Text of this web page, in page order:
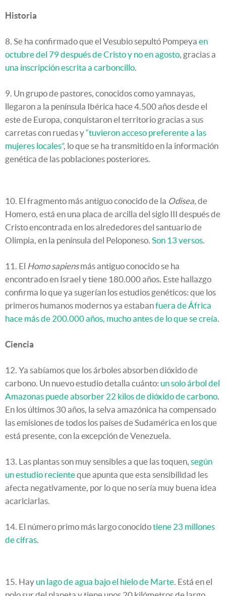
Historia
8. Se ha confirmado que el Vesubio sepultó Pompeya en
octubre del 79 después de Cristo y no en agosto , gracias a
una inscripción escrita a carboncillo
9. Un grupo de pastores, conocidos como yamnayas,
llegaron a la península Ibérica hace 4.500 años desde el
este de Europa, conquistaron el territorio gracias a sus
carretas con ruedas y“tuvieron acceso preferente a las
mujeres locales”, lo que se ha transmitido en la información
genética de las poblaciones posteriores.
10. El fragmento más antiguo conocido de la Odisea, de
Homero, está en una placa de arcilla del siglo III después de
Cristo encontrada en los alrededores del santuario de
Olimpia, en la península del Peloponeso. Son 13 versos
11. El Homo sapiensmás antiguo conocido se ha
encontrado en Israel y tiene 180.000 años. Este hallazgo
confirma lo que ya sugerían los estudios genéticos: que los
primeros humanos modernos ya estabanfuera de África
hace más de 200.000 años, mucho antes de lo que se creía
Ciencia
12. Ya sabíamos que los árboles absorben dióxido de
carbono. Un nuevo estudio detalla cuánto: un solo árbol del
Amazonas puede absorber 22 kilos de dióxido de carbono
En los últimos 30 años, la selva amazónica ha compensado
las emisiones de todos los países de Sudamérica en los que
está presente, con la excepción de Venezuela.
13. Las plantas son muy sensibles a que las toquen, según
un estudio recienteque apunta que esta sensibilidad les
afecta negativamente, por lo que no sería muy buena idea
acariciarlas.
14. El número primo más largo conocidotiene 23 millones
de cifras
15. Hay un lago de agua bajo el hielo de Marte . Está en el